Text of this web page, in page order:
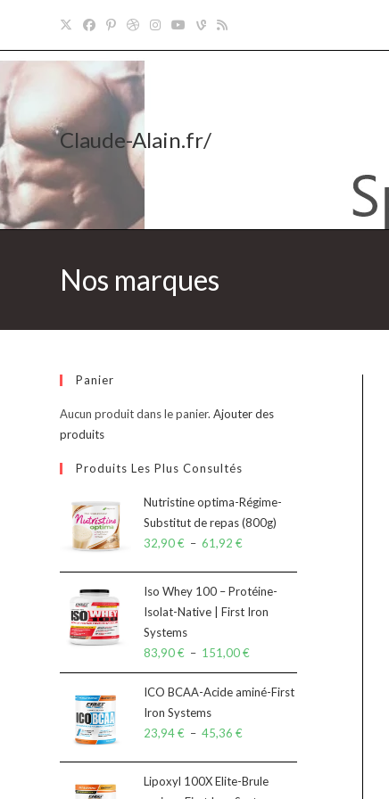
Claude-Alain.fr/
Nos marques
Panier
Aucun produit dans le panier.Ajouter des
produits
Produits Les Plus Consultés
Nutristine optima-Régime-
Substitut de repas (800g)
32,90€ – 61,92€
Iso Whey 100 – Protéine-
Isolat-Native | First Iron
Systems
83,90€ – 151,00€
ICO BCAA-Acide aminé-First
Iron Systems
23,94€ – 45,36€
Lipoxyl 100X Elite-Brule